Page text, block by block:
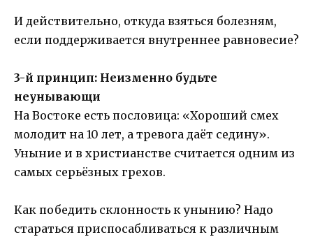
И действительно, откуда взяться болезням,
если поддерживается внутреннее равновесие?
3-й принцип: Неизменно будьте
неунывающи
На Востоке есть пословица: «Хороший смех
молодит на 10 лет, а тревога даёт седину».
Уныние и в христианстве считается одним из
самых серьёзных грехов.
Как победить склонность к унынию? Надо
стараться приспосабливаться к различным